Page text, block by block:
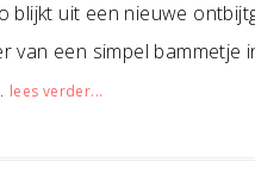
blijkt uit een nieuwe
van een simpel bammetje
lees verder...